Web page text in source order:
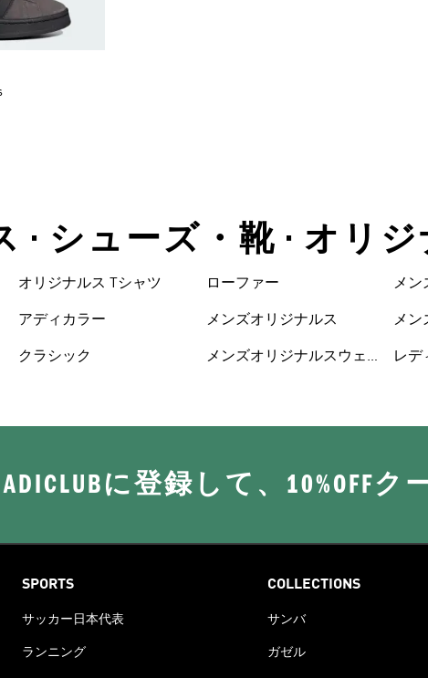
• シューズ・靴 • オリ
オリジナルス Tシャツ
アディカラー
クラシック
ローファー
メンズオリジナルス
メンズオリジナルスウェ
メン
メン
レデ
ADICLUBに登録して、10%OFF
SPORTS
サッカー日本代表
ランニング
COLLECTIONS
サンバ
ガゼル